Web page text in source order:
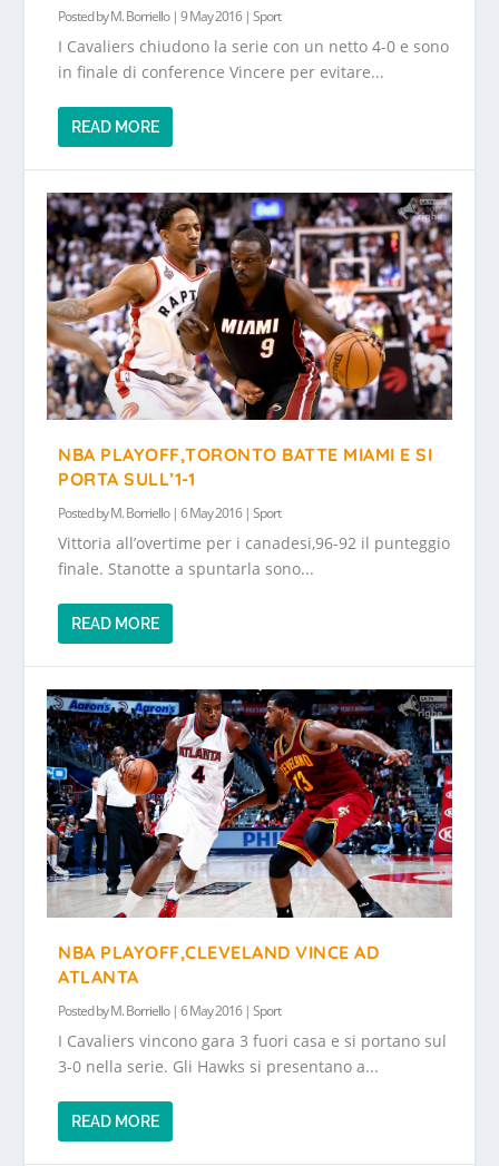
Posted byM. Borriello|9 May 2016|Sport
I Cavaliers chiudono la serie con un netto 4-0 e sono
in finale di conference Vincere per evitare...
READ MORE
NBA PLAYOFF,TORONTO BATTE MIAMI E SI
PORTA SULL’1-1
Posted byM. Borriello|6 May 2016|Sport
Vittoria all’overtime per i canadesi,96-92 il punteggio
finale. Stanotte a spuntarla sono...
READ MORE
NBA PLAYOFF,CLEVELAND VINCE AD
ATLANTA
Posted byM. Borriello|6 May 2016|Sport
I Cavaliers vincono gara 3 fuori casa e si portano sul
3-0 nella serie. Gli Hawks si presentano a...
READ MORE